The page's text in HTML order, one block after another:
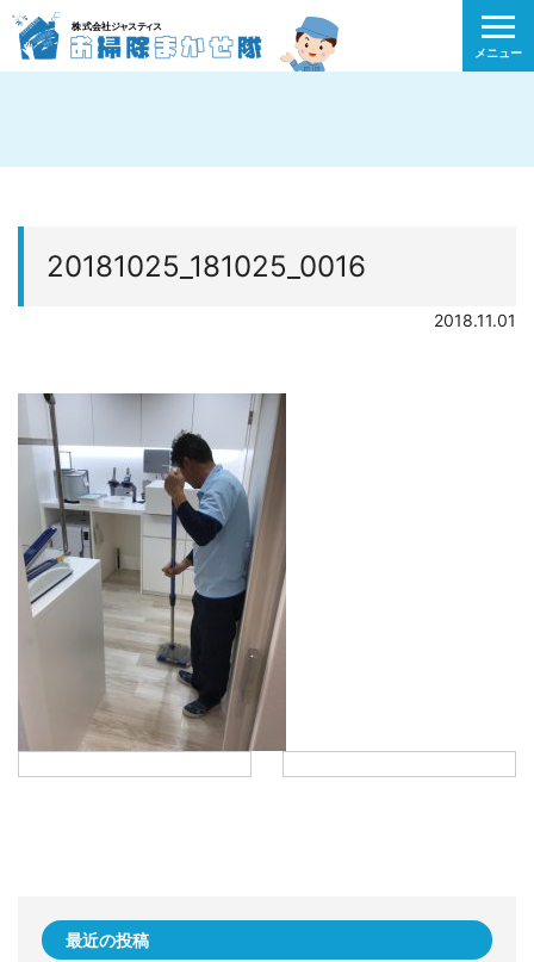
メニュー
20181025_181025_0016
2018.11.01
最近の投稿